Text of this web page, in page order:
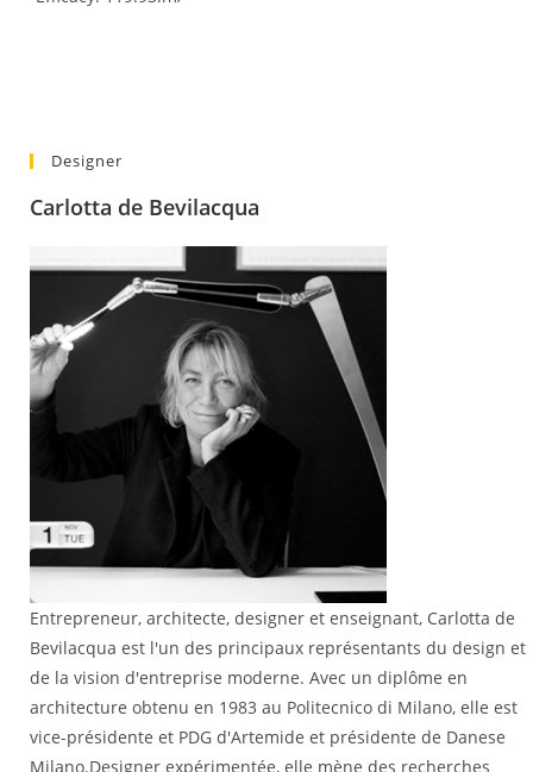
Designer
Carlotta de Bevilacqua
Entrepreneur, architecte, designer et enseignant, Carlotta de
Bevilacqua est l'un des principaux représentants du design et
de la vision d'entreprise moderne. Avec un diplôme en
architecture obtenu en 1983 au Politecnico di Milano, elle est
vice-présidente et PDG d'Artemide et présidente de Danese
Milano.Designer expérimentée, elle mène des recherches